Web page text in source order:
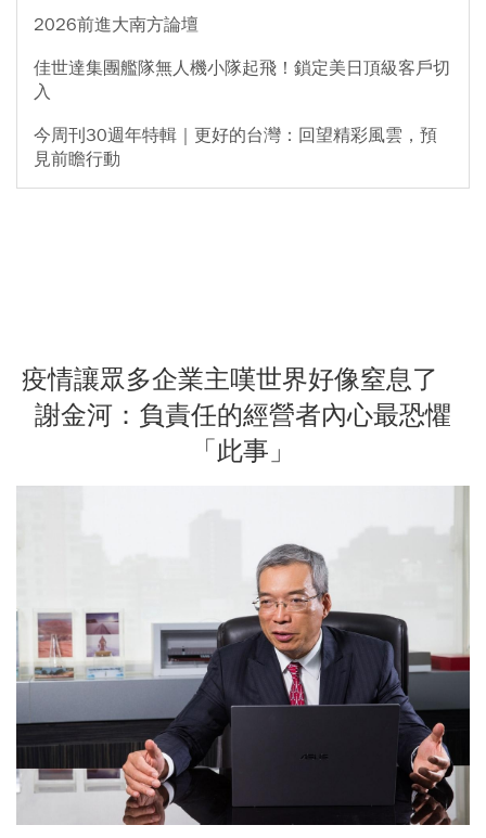
2026前進大南方論壇
佳世達集團艦隊無人機小隊起飛！鎖定美日頂級客戶切
入
今周刊30週年特輯｜更好的台灣：回望精彩風雲，預
見前瞻行動
疫情讓眾多企業主嘆世界好像窒息了
謝金河：負責任的經營者內心最恐懼
「此事」